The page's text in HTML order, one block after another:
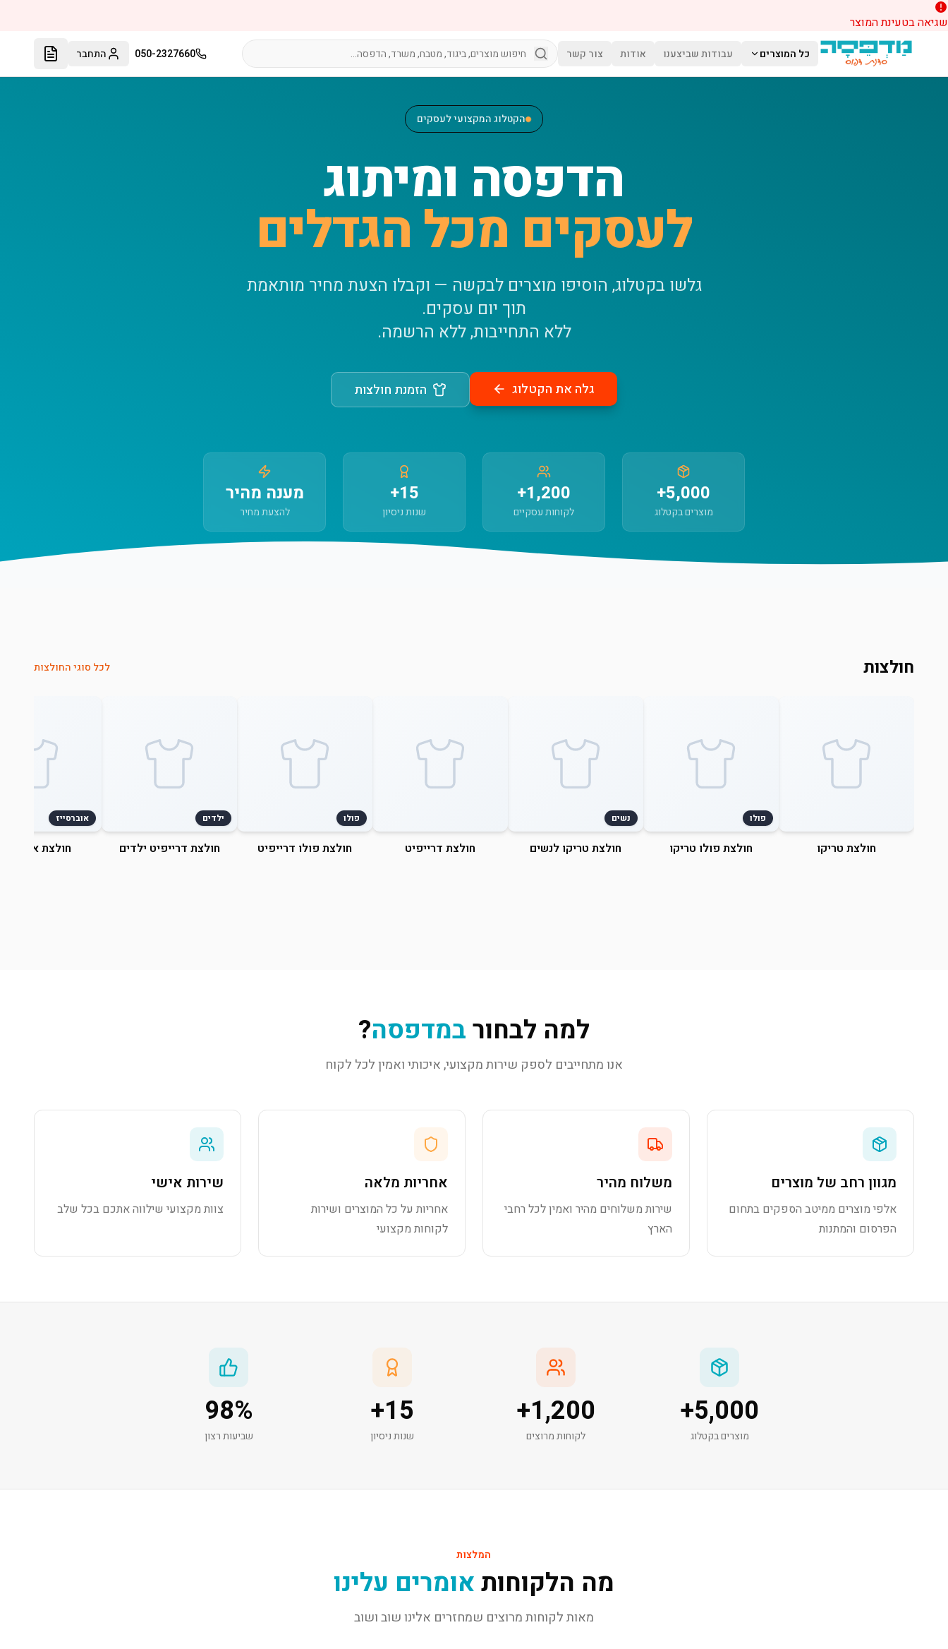
שגיאה בטעינת המוצר
דלג לתוכן הראשי
כל המוצרים עבודות שביצענו אודות צור קשר 050-2327660 התחבר
הקטלוג המקצועי לעסקים
הדפסה ומיתוג
לעסקים מכל הגדלים
גלשו בקטלוג, הוסיפו מוצרים לבקשה — וקבלו הצעת מחיר מותאמת
תוך יום עסקים.
ללא התחייבות, ללא הרשמה.
גלה את הקטלוג הזמנת חולצות
5,000+
מוצרים בקטלוג
1,200+
לקוחות עסקיים
15+
שנות ניסיון
מענה מהיר
להצעת מחיר
חולצות לכל סוגי החולצות
חולצת טריקו
פולו
חולצת פולו טריקו
נשים
חולצת טריקו לנשים חולצת דרייפיט
פולו
חולצת פולו דרייפיט
ילדים
חולצת דרייפיט ילדים
אוברסייז
חולצת
למה לבחורבמדפסה?
אנו מתחייבים לספק שירות מקצועי, איכותי ואמין לכל לקוח
מגוון רחב של מוצרים
אלפי מוצרים ממיטב הספקים בתחום
הפרסום והמתנות
משלוח מהיר
שירות משלוחים מהיר ואמין לכל רחבי
הארץ
אחריות מלאה
אחריות על כל המוצרים ושירות
לקוחות מקצועי
שירות אישי
צוות מקצועי שילווה אתכם בכל שלב
5,000
+
מוצרים בקטלוג
1,200
+
לקוחות מרוצים
15
+
שנות ניסיון
98%
שביעות רצון
המלצות
מה הלקוחותאומרים עלינו
מאות לקוחות מרוצים שמחזרים אלינו שוב ושוב